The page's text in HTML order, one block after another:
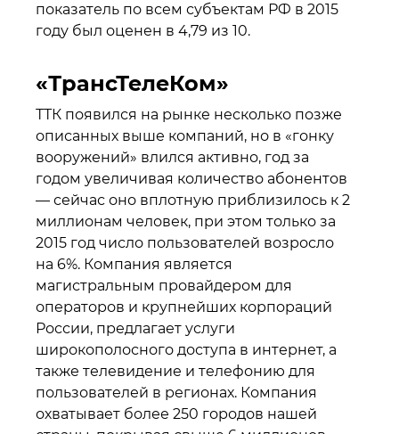
показатель по всем субъектам РФ в 2015
году был оценен в 4,79 из 10.
«ТрансТелеКом»
ТТК появился на рынке несколько позже
описанных выше компаний, но в «гонку
вооружений» влился активно, год за
годом увеличивая количество абонентов
— сейчас оно вплотную приблизилось к 2
миллионам человек, при этом только за
2015 год число пользователей возросло
на 6%. Компания является
магистральным провайдером для
операторов и крупнейших корпораций
России, предлагает услуги
широкополосного доступа в интернет, а
также телевидение и телефонию для
пользователей в регионах. Компания
охватывает более 250 городов нашей